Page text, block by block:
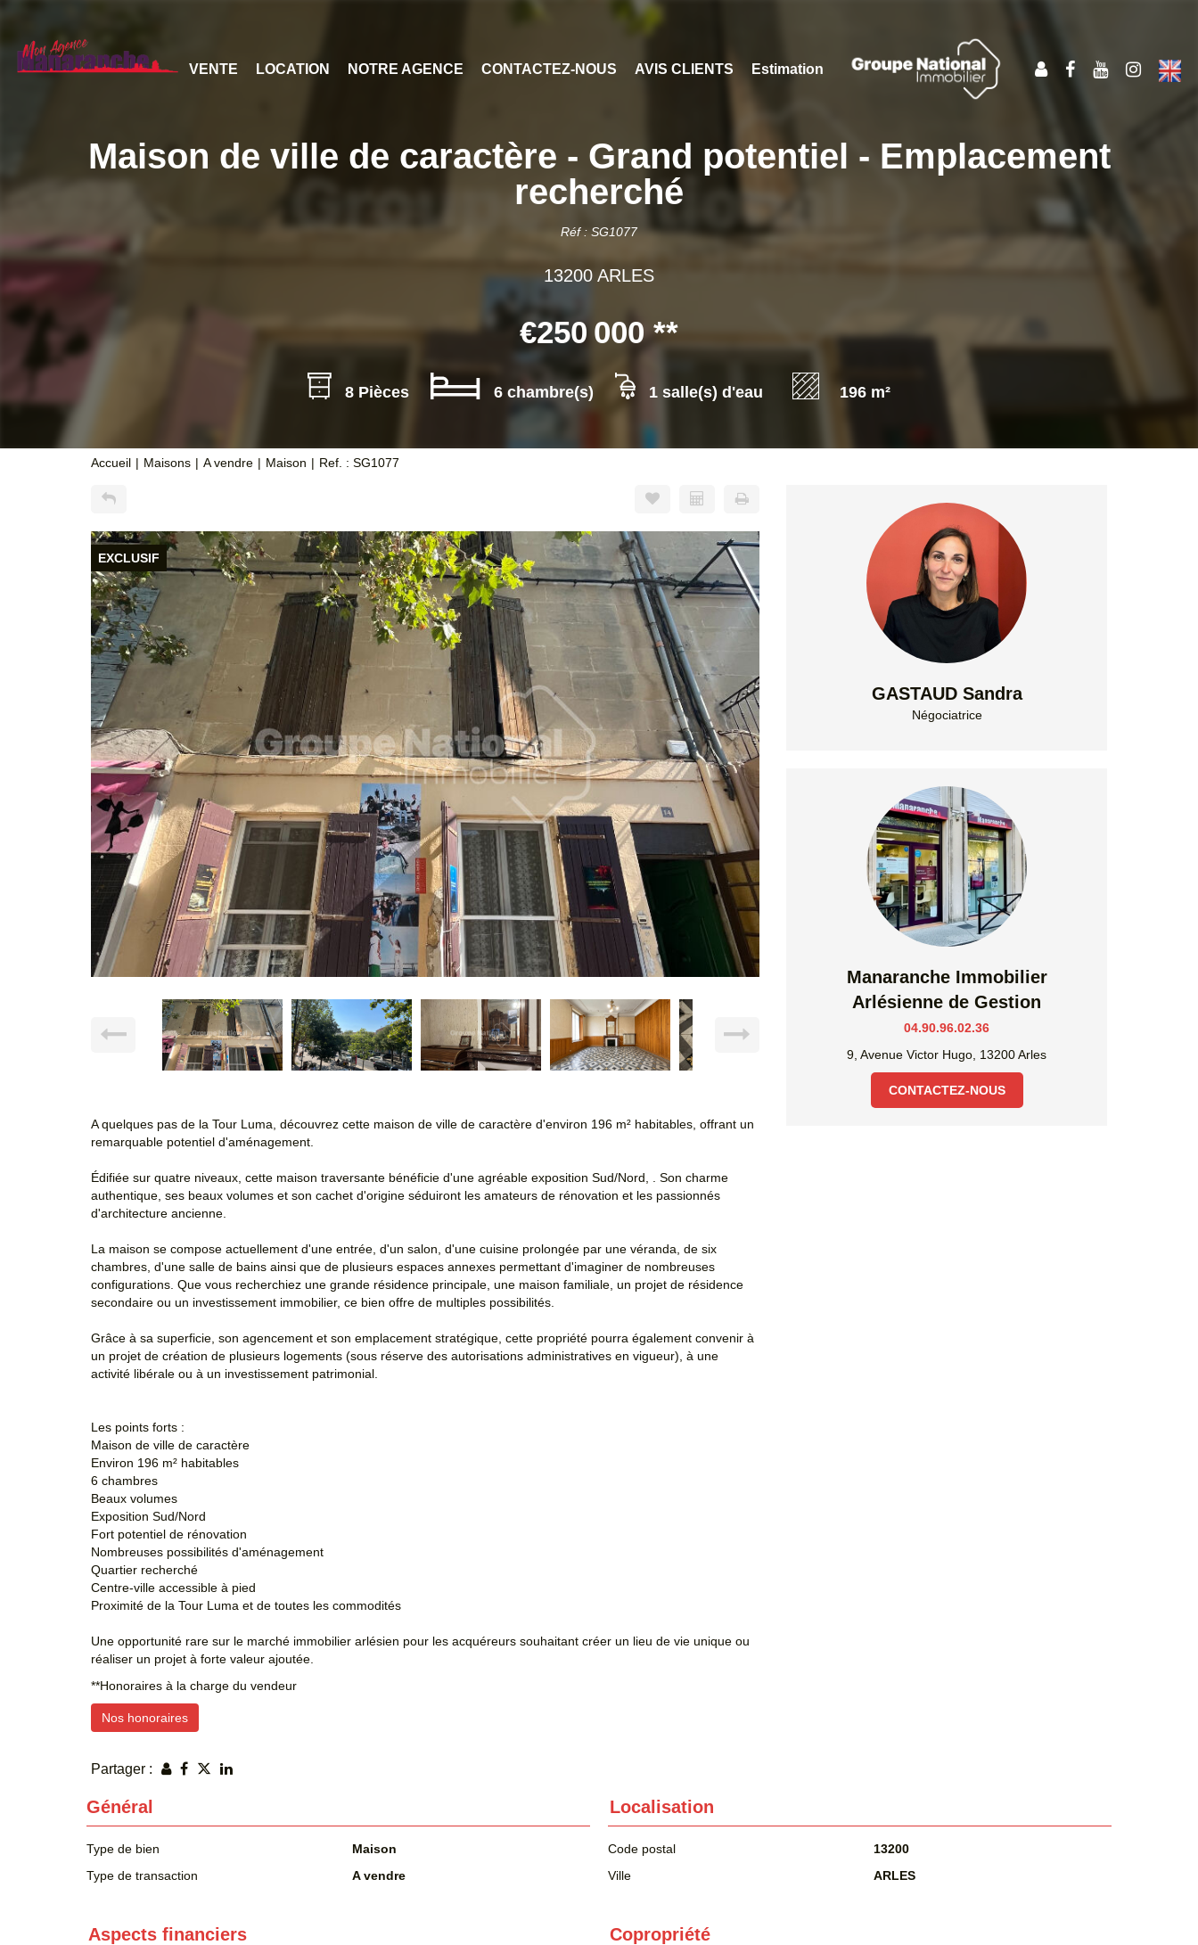
VENTE LOCATION NOTRE AGENCE CONTACTEZ-NOUS AVIS CLIENTS Estimation
Maison de ville de caractère - Grand potentiel - Emplacement
recherché
Réf : SG1077
13200 ARLES
€250 000**
8 Pièces 6 chambre(s) 1 salle(s) d'eau 196 m²
Accueil Maisons A vendre Maison Ref. : SG1077
EXCLUSIF
A quelques pas de la Tour Luma, découvrez cette maison de ville de caractère d'environ 196 m² habitables, offrant un
remarquable potentiel d'aménagement.
Édifiée sur quatre niveaux, cette maison traversante bénéficie d'une agréable exposition Sud/Nord, . Son charme
authentique, ses beaux volumes et son cachet d'origine séduiront les amateurs de rénovation et les passionnés
d'architecture ancienne.
La maison se compose actuellement d'une entrée, d'un salon, d'une cuisine prolongée par une véranda, de six
chambres, d'une salle de bains ainsi que de plusieurs espaces annexes permettant d'imaginer de nombreuses
configurations. Que vous recherchiez une grande résidence principale, une maison familiale, un projet de résidence
secondaire ou un investissement immobilier, ce bien offre de multiples possibilités.
Grâce à sa superficie, son agencement et son emplacement stratégique, cette propriété pourra également convenir à
un projet de création de plusieurs logements (sous réserve des autorisations administratives en vigueur), à une
activité libérale ou à un investissement patrimonial.
Les points forts :
Maison de ville de caractère
Environ 196 m² habitables
6 chambres
Beaux volumes
Exposition Sud/Nord
Fort potentiel de rénovation
Nombreuses possibilités d'aménagement
Quartier recherché
Centre-ville accessible à pied
Proximité de la Tour Luma et de toutes les commodités
Une opportunité rare sur le marché immobilier arlésien pour les acquéreurs souhaitant créer un lieu de vie unique ou
réaliser un projet à forte valeur ajoutée.
**Honoraires à la charge du vendeur
Nos honoraires
Partager :
GASTAUD Sandra
Négociatrice
Manaranche Immobilier
Arlésienne de Gestion
04.90.96.02.36
9, Avenue Victor Hugo, 13200 Arles
CONTACTEZ-NOUS
Général
Type de bien
Maison
Type de transaction
A vendre
Localisation
Code postal
13200
Ville
ARLES
Aspects financiers Copropriété